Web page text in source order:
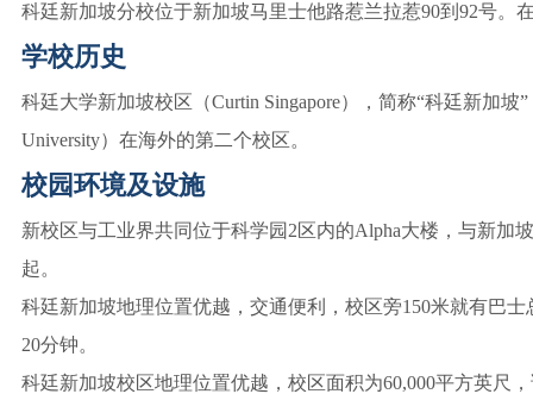
科廷新加坡分校位于新加坡马里士他路惹兰拉惹90到92号。
学校历史
科廷大学新加坡校区（Curtin Singapore），简称“科廷新加
University）在海外的第二个校区。
校园环境及设施
新校区与工业界共同位于科学园2区内的Alpha大楼，与新加
起。
科廷新加坡地理位置优越，交通便利，校区旁150米就有巴
20分钟。
科廷新加坡校区地理位置优越，校区面积为60,000平方英尺